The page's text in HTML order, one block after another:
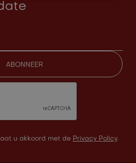
u akkoord met de Privacy Policy.